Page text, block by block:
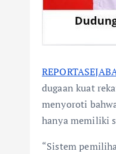
dugaan kuat
menyoroti
hanya memiliki
“Sistem